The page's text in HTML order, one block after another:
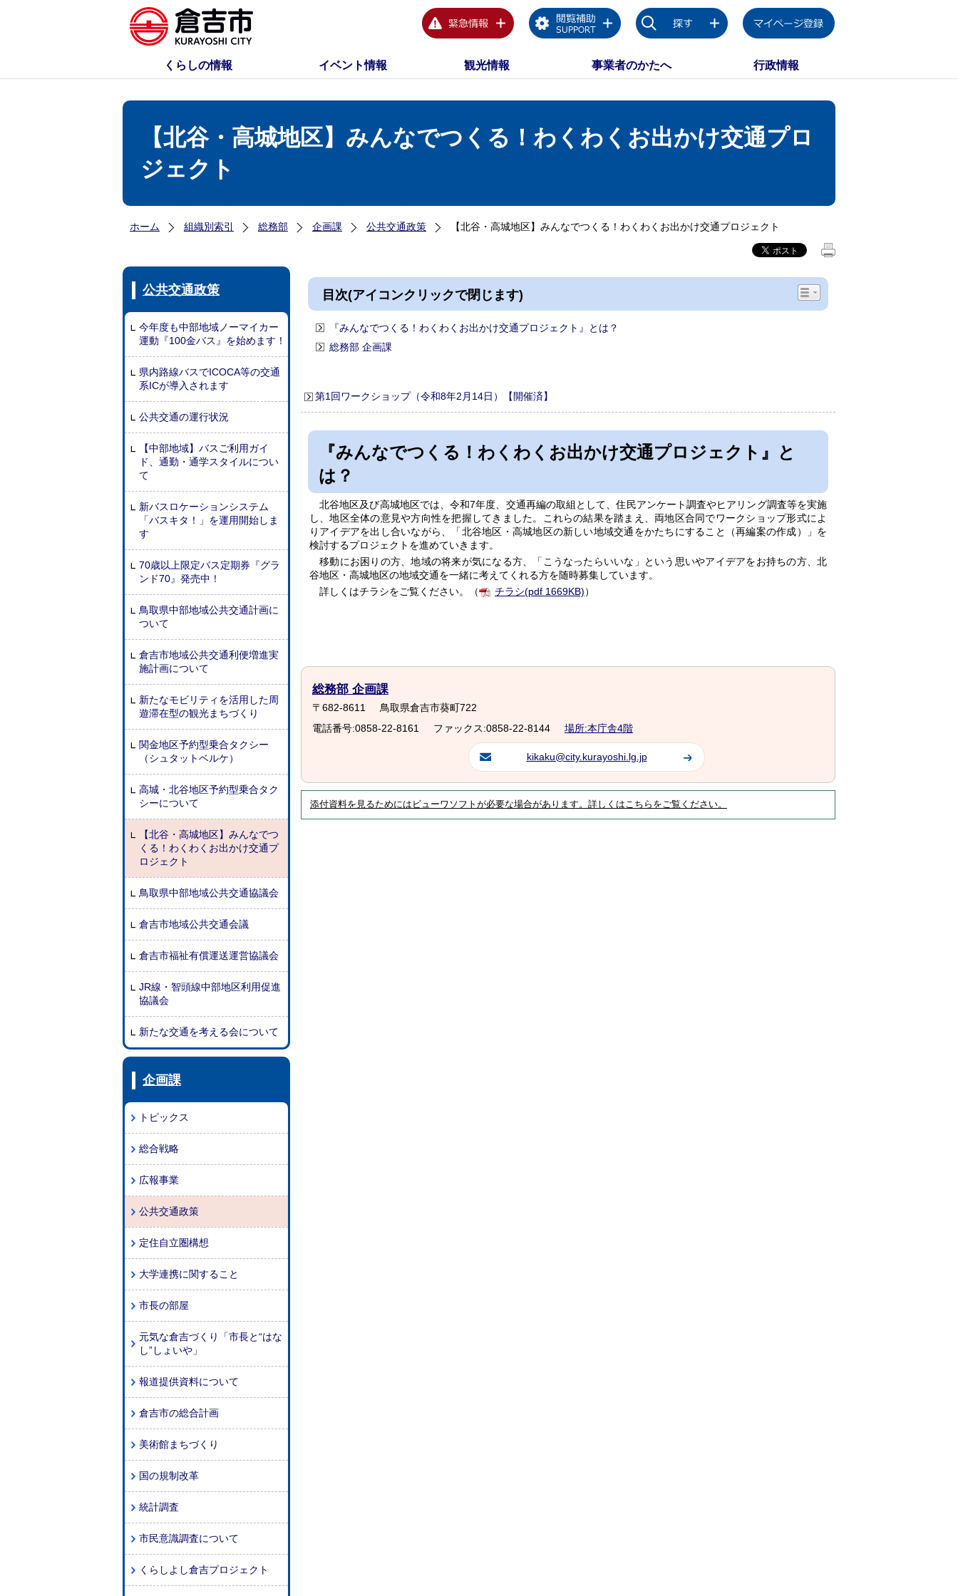
くらしの情報 イベント情報 観光情報 事業者のかたへ 行政情報
【北谷・高城地区】みんなでつくる！わくわくお出かけ交通プロ
ジェクト
ホーム 組織別索引 総務部 企画課 公共交通政策 【北谷・高城地区】みんなでつくる！わくわくお出かけ交通プロジェクト
公共交通政策
今年度も中部地域ノーマイカー
運動『100金バス』を始めます！
県内路線バスでICOCA等の交通
系ICが導入されます
公共交通の運行状況
【中部地域】バスご利用ガイ
ド、通勤・通学スタイルについ
て
新バスロケーションシステム
「バスキタ！」を運用開始しま
す
70歳以上限定バス定期券『グラ
ンド70』発売中！
鳥取県中部地域公共交通計画に
ついて
倉吉市地域公共交通利便増進実
施計画について
新たなモビリティを活用した周
遊滞在型の観光まちづくり
関金地区予約型乗合タクシー
（シュタットベルケ）
高城・北谷地区予約型乗合タク
シーについて
【北谷・高城地区】みんなでつ
くる！わくわくお出かけ交通プ
ロジェクト
鳥取県中部地域公共交通協議会
倉吉市地域公共交通会議
倉吉市福祉有償運送運営協議会
JR線・智頭線中部地区利用促進
協議会
新たな交通を考える会について
企画課
トピックス
総合戦略
広報事業
公共交通政策
定住自立圏構想
大学連携に関すること
市長の部屋
元気な倉吉づくり「市長と“はな
し”しょいや」
報道提供資料について
倉吉市の総合計画
美術館まちづくり
国の規制改革
統計調査
市民意識調査について
くらしよし倉吉プロジェクト
目次(アイコンクリックで閉じます)
『みんなでつくる！わくわくお出かけ交通プロジェクト』とは？
総務部 企画課
第1回ワークショップ（令和8年2月14日）【開催済】
『みんなでつくる！わくわくお出かけ交通プロジェクト』と
は？
北谷地区及び高城地区では、令和7年度、交通再編の取組として、住民アンケート調査やヒアリング調査等を実施
し、地区全体の意見や方向性を把握してきました。これらの結果を踏まえ、両地区合同でワークショップ形式によ
りアイデアを出し合いながら、「北谷地区・高城地区の新しい地域交通をかたちにすること（再編案の作成）」を
検討するプロジェクトを進めていきます。
移動にお困りの方、地域の将来が気になる方、「こうなったらいいな」という思いやアイデアをお持ちの方、北
谷地区・高城地区の地域交通を一緒に考えてくれる方を随時募集しています。
詳しくはチラシをご覧ください。（
チラシ(pdf 1669KB)）
総務部 企画課
〒682-8611
鳥取県倉吉市葵町722
電話番号:0858-22-8161
ファックス:0858-22-8144 場所:本庁舎4階
kikaku@city.kurayoshi.lg.jp
添付資料を見るためにはビューワソフトが必要な場合があります。詳しくはこちらをご覧ください。